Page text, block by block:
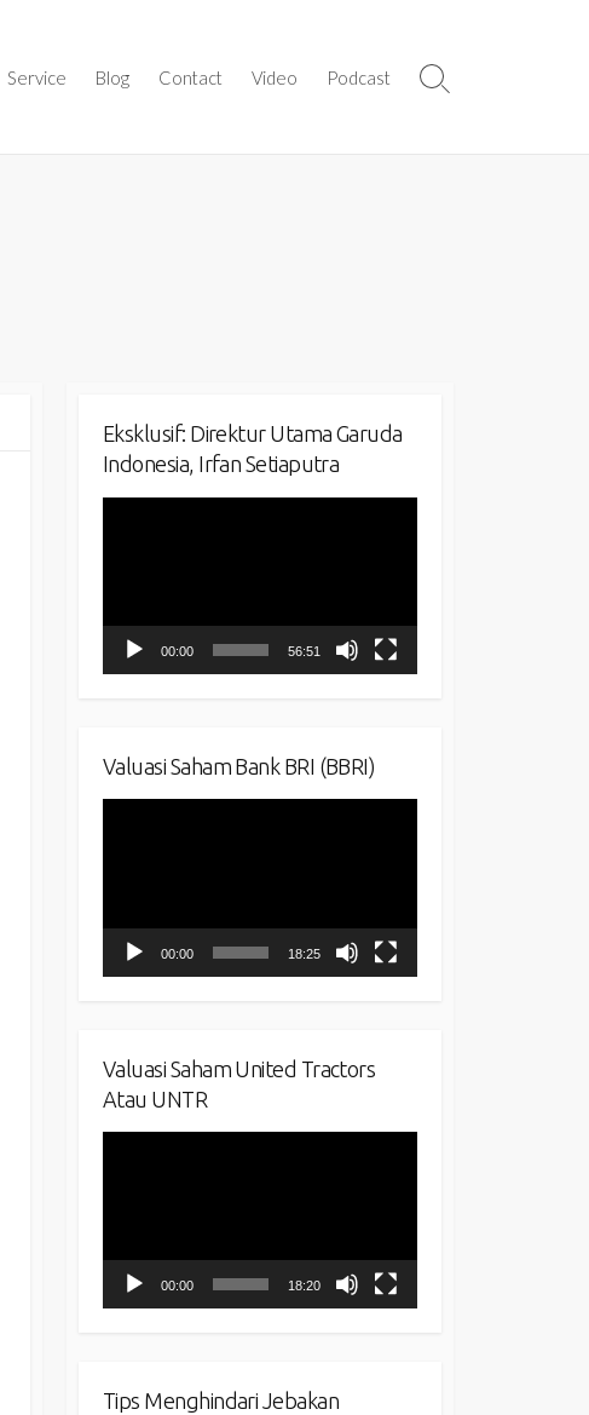
Service Blog Contact Video Podcast
Search
Eksklusif: Direktur Utama Garuda
Indonesia, Irfan Setiaputra
00:00 56:51
Valuasi Saham Bank BRI (BBRI)
00:00 18:25
Valuasi Saham United Tractors
Atau UNTR
00:00 18:20
Tips Menghindari Jebakan